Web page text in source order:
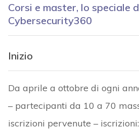
Corsi e master, lo speciale
Cybersecurity360
Inizio
Da aprile a ottobre di ogni
– partecipanti da 10 a 70
iscrizioni pervenute –